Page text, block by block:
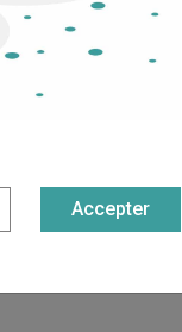
Accepter